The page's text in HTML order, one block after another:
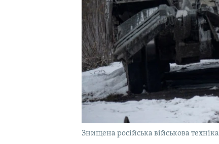
Знищена російська військова техніка